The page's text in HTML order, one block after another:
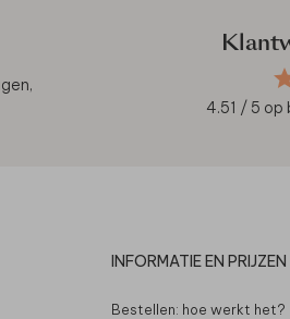
4.51 / 5 op
INFORMATIE EN PRIJZEN
Bestellen: hoe werkt het?